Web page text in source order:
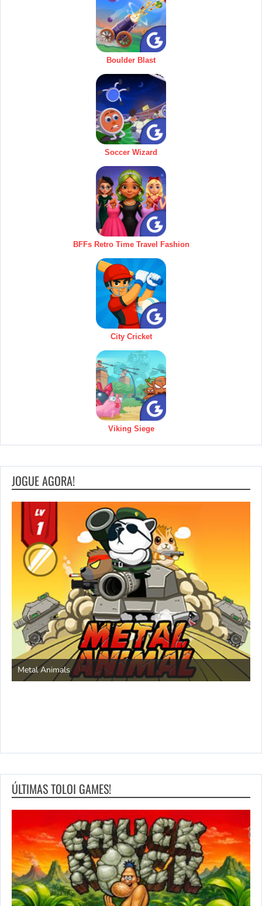
Boulder Blast
Soccer Wizard
BFFs Retro Time Travel Fashion
City Cricket
Viking Siege
JOGUE AGORA!
Metal Animals
ÚLTIMAS TOLOI GAMES!